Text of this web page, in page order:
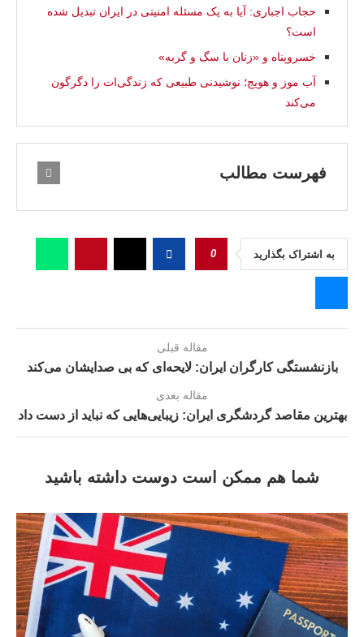
حجاب اجباری: آیا به یک مسئله امنیتی در ایران تبدیل شده
است؟
خسروپناه و «زنان با سگ و گربه»
آب موز و هویج؛ نوشیدنی طبیعی که زندگی‌ات را دگرگون
می‌کند
فهرست مطالب
به اشتراک بگذارید 0
مقاله قبلی
بازنشستگی کارگران ایران: لایحه‌ای که بی صدایشان می‌کند
مقاله بعدی
بهترین مقاصد گردشگری ایران: زیبایی‌هایی که نباید از دست داد
شما هم ممکن است دوست داشته باشید